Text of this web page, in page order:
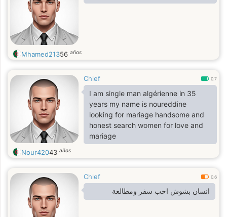
Mhamed21356 años
Chlef 0.7
I am single man algérienne in 35
years my name is noureddine
looking for mariage handsome and
honest search women for love and
mariage
Nour42043 años
Chlef 0.6
انسان بشوش احب سفر ومطالعة